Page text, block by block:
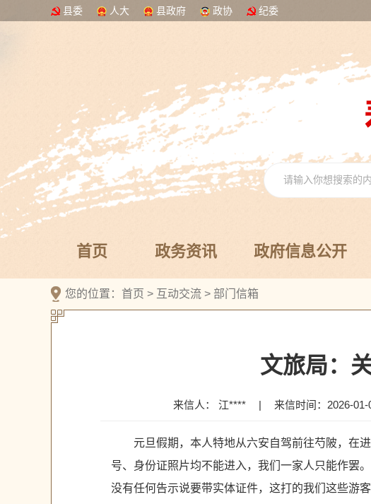
县委 人大 县政府 政协 纪委
首页 政务资讯 政府信息公开
您的位置： 首页 > 互动交流 > 部门信箱
文旅局：
来信人： 江**** | 来信时间：2026-01-
元旦假期，本人特地从六安自驾前往芍陂，在
号、身份证照片均不能进入，我们一家人只能作罢
没有任何告示说要带实体证件，这打的我们这些游